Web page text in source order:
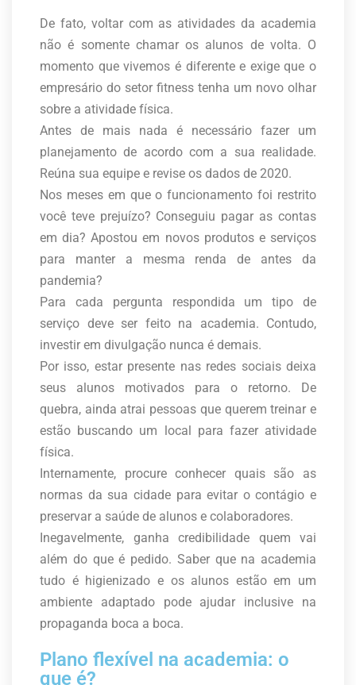
De fato, voltar com as atividades da academia
não é somente chamar os alunos de volta. O
momento que vivemos é diferente e exige que o
empresário do setor fitness tenha um novo olhar
sobre a atividade física.
Antes de mais nada é necessário fazer um
planejamento de acordo com a sua realidade.
Reúna sua equipe e revise os dados de 2020.
Nos meses em que o funcionamento foi restrito
você teve prejuízo? Conseguiu pagar as contas
em dia? Apostou em novos produtos e serviços
para manter a mesma renda de antes da
pandemia?
Para cada pergunta respondida um tipo de
serviço deve ser feito na academia. Contudo,
investir em divulgação nunca é demais.
Por isso, estar presente nas redes sociais deixa
seus alunos motivados para o retorno. De
quebra, ainda atrai pessoas que querem treinar e
estão buscando um local para fazer atividade
física.
Internamente, procure conhecer quais são as
normas da sua cidade para evitar o contágio e
preservar a saúde de alunos e colaboradores.
Inegavelmente, ganha credibilidade quem vai
além do que é pedido. Saber que na academia
tudo é higienizado e os alunos estão em um
ambiente adaptado pode ajudar inclusive na
propaganda boca a boca.
Plano flexível na academia: o
que é?